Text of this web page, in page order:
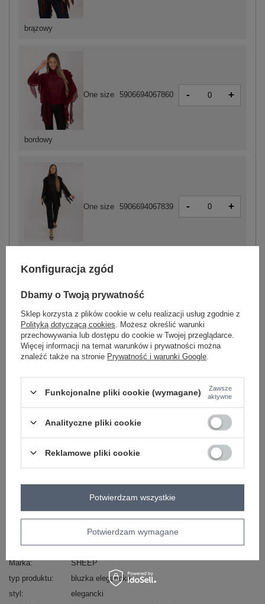
bordowy
One size 5906694067860 - +
One size 5906694067839 - +
One size 5906694067853 - +
brązowy
Zobacz wszystkie kolory (+1)
Masz pytanie? Chętnie pomożemy.
Zadzwoń+48 601 547 740 Zadaj pytanie
skład materiału : 80% wiskoza, 20% poliester
sposób prania : pranie ręczne w 30°C
Kod produktu
PM-BZ-J1005.25
Marka
SHEEP
typ produktu
bluzka elegancka
styl
elegancki
Konfiguracja zgód
Dbamy o Twoją prywatność
Sklep korzysta z plików cookie w celu realizacji usług zgodnie z
Polityką dotyczącą cookies . Możesz określić warunki
przechowywania lub dostępu do cookie w Twojej przeglądarce.
Więcej informacji na temat warunków i prywatności można
znaleźć także na stronie Prywatność i warunki Google
Funkcjonalne pliki cookie (wymagane)
Zawsze
aktywne
Analityczne pliki cookie
Reklamowe pliki cookie
Potwierdzam wymagane
Potwierdzam wszystkie